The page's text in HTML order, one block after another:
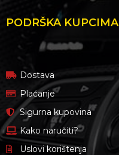
PODRŠKA KUPCIMA
Dostava
Plaćanje
Sigurna kupovina
Kako naručiti?
Uslovi korištenja